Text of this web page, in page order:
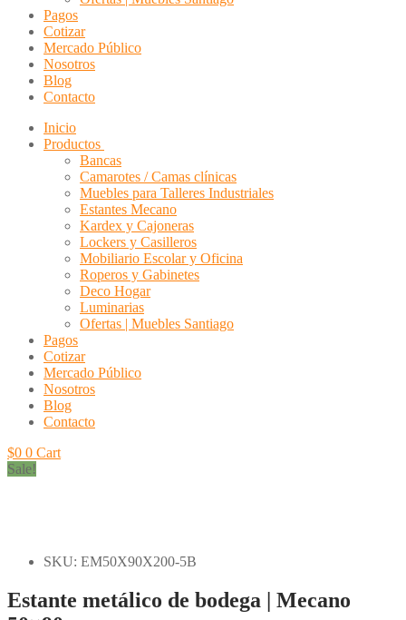
Pagos
Cotizar
Mercado Público
Nosotros
Blog
Contacto
Inicio
Productos
Bancas
Camarotes / Camas clínicas
Muebles para Talleres Industriales
Estantes Mecano
Kardex y Cajoneras
Lockers y Casilleros
Mobiliario Escolar y Oficina
Roperos y Gabinetes
Deco Hogar
Luminarias
Ofertas | Muebles Santiago
Pagos
Cotizar
Mercado Público
Nosotros
Blog
Contacto
$0 0 Cart
Sale!
SKU: EM50X90X200-5B
Estante metálico de bodega | Mecano